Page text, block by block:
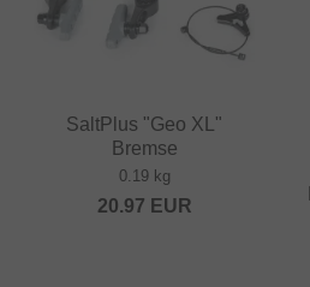
SaltPlus "Geo XL"
Bremse
0.19 kg
20.97 EUR